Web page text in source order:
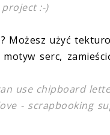
:-)
Możesz użyć
serc,
use chipboard
- scrapbooking